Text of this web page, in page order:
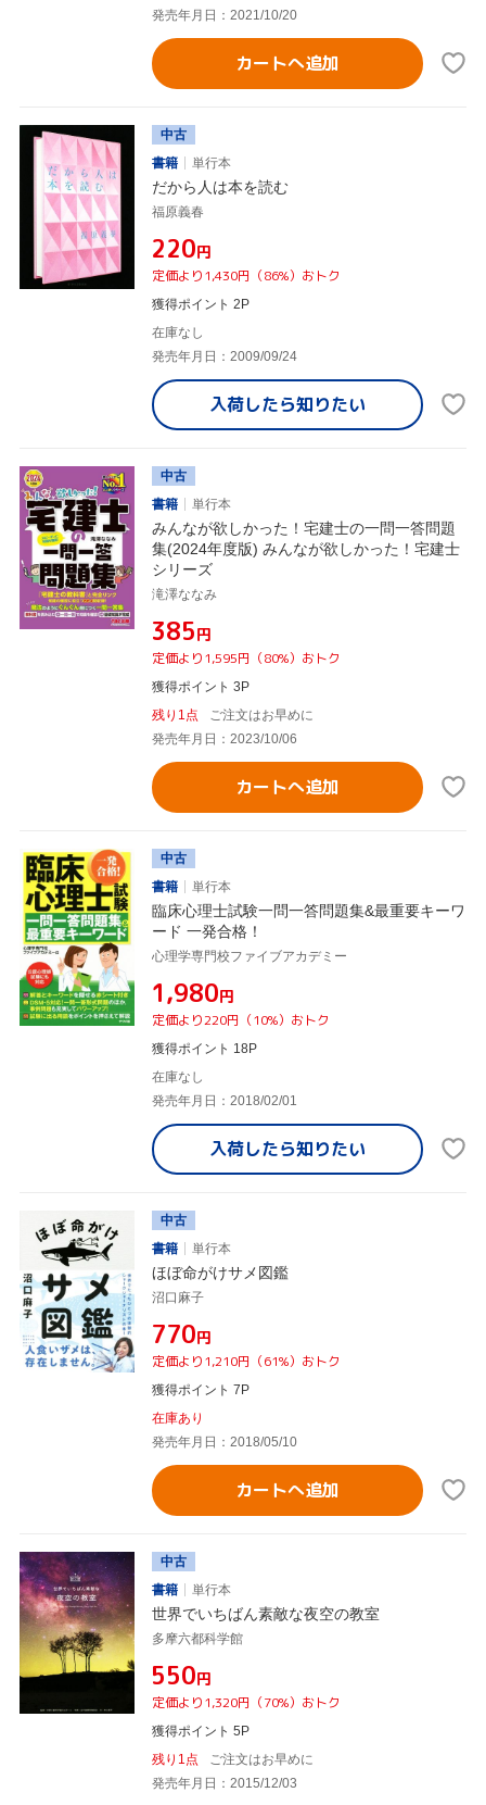
発売年月日：2021/10/20
カートへ追加
中古
書籍
単行本
だから人は本を読む
福原義春
¥220円
定価より1,430円（86%）おトク
獲得ポイント 2P
在庫なし
発売年月日：2009/09/24
入荷したら知りたい
中古
書籍
単行本
みんなが欲しかった！宅建士の一問一答問題
集(2024年度版) みんなが欲しかった！宅建士
シリーズ
滝澤ななみ
¥385円
定価より1,595円（80%）おトク
獲得ポイント 3P
残り1点
ご注文はお早めに
発売年月日：2023/10/06
カートへ追加
中古
書籍
単行本
臨床心理士試験一問一答問題集&最重要キーワ
ード 一発合格！
心理学専門校ファイブアカデミー
¥1,980円
定価より220円（10%）おトク
獲得ポイント 18P
在庫なし
発売年月日：2018/02/01
入荷したら知りたい
中古
書籍
単行本
ほぼ命がけサメ図鑑
沼口麻子
¥770円
定価より1,210円（61%）おトク
獲得ポイント 7P
在庫あり
発売年月日：2018/05/10
カートへ追加
中古
書籍
単行本
世界でいちばん素敵な夜空の教室
多摩六都科学館
¥550円
定価より1,320円（70%）おトク
獲得ポイント 5P
残り1点
ご注文はお早めに
発売年月日：2015/12/03